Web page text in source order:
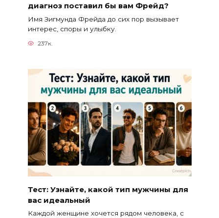
диагноз поставил бы вам Фрейд?
Имя Зигмунда Фрейда до сих пор вызывает
интерес, споры и улыбку.
237к.
Тест: Узнайте, какой тип мужчины для
вас идеальный
Каждой женщине хочется рядом человека, с